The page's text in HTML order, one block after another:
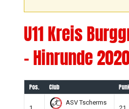
U11 Kreis
– Hinrunde
Pos. Club
ASV Tscherms